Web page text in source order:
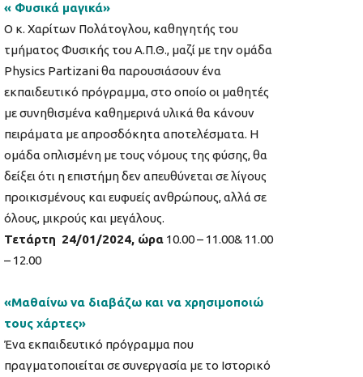
« Φυσικά μαγικά»
Ο κ. Χαρίτων Πολάτογλου, καθηγητής του
τμήματος Φυσικής του Α.Π.Θ., μαζί με την ομάδα
Physics Partizani θα παρουσιάσουν ένα
εκπαιδευτικό πρόγραμμα, στο οποίο οι μαθητές
με συνηθισμένα καθημερινά υλικά θα κάνουν
πειράματα με απροσδόκητα αποτελέσματα. Η
ομάδα οπλισμένη με τους νόμους της φύσης, θα
δείξει ότι η επιστήμη δεν απευθύνεται σε λίγους
προικισμένους και ευφυείς ανθρώπους, αλλά σε
όλους, μικρούς και μεγάλους.
Τετάρτη 24/01/2024, ώρα 10.00 – 11.00& 11.00
– 12.00
«Μαθαίνω να διαβάζω και να χρησιμοποιώ
τους χάρτες»
Ένα εκπαιδευτικό πρόγραμμα που
πραγματοποιείται σε συνεργασία με το Ιστορικό